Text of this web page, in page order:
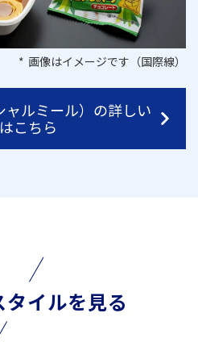
画像はイメージです（国際線）
ルミール）の詳しい
こちら
イルを見る